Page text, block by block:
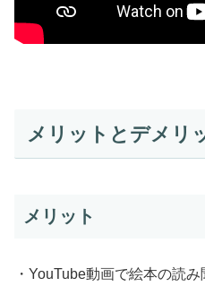
メリットとデメリ
メリット
・YouTube動画で絵本の読